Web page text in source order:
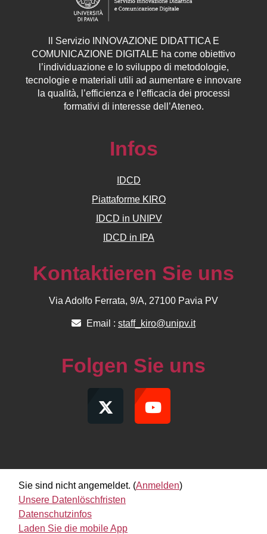
Servizio INNOVAZIONE DIDATTICA E
COMUNICAZIONE DIGITALE ha come obiettivo
l’individuazione e lo sviluppo di metodologie,
tecnologie e materiali utili ad aumentare e innovare
la qualità, l’efficienza e l’efficacia dei processi
formativi di interesse dell’Ateneo.
Infos
IDCD
Piattaforme KIRO
IDCD in UNIPV
IDCD in IPA
Kontaktieren Sie uns
Via Adolfo Ferrata, 9/A, 27100 Pavia PV
Email : staff_kiro@unipv.it
Folgen Sie uns
Sie sind nicht angemeldet. (Anmelden)
Unsere Datenlöschfristen
Datenschutzinfos
Laden Sie die mobile App